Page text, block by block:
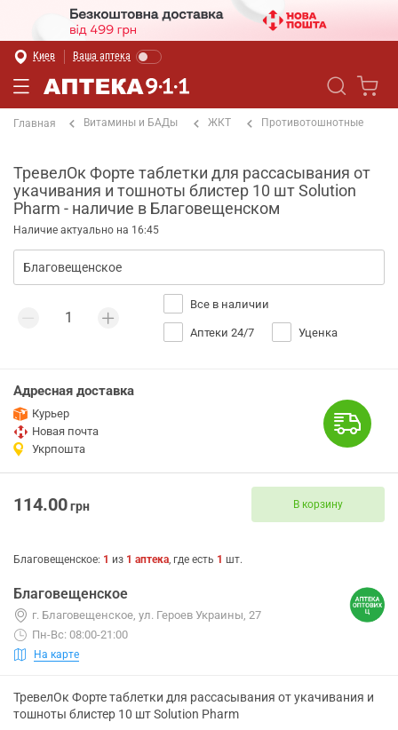
Киев Ваша аптека
Главная Витамины и БАДы ЖКТ Противотошнотные
ТревелОк Форте таблетки для рассасывания от
укачивания и тошноты блистер 10 шт Solution
Pharm - наличие в Благовещенском
Наличие актуально на 16:45
Все в наличии
Аптеки 24/7 Уценка
Адресная доставка
Курьер
Новая почта
Укрпошта
114.00грн В корзину
Благовещенское: 1 из 1 аптека, где есть 1 шт.
Благовещенское
г. Благовещенское, ул. Героев Украины, 27
Пн-Вс: 08:00-21:00
На карте
ТревелОк Форте таблетки для рассасывания от укачивания и
тошноты блистер 10 шт Solution Pharm